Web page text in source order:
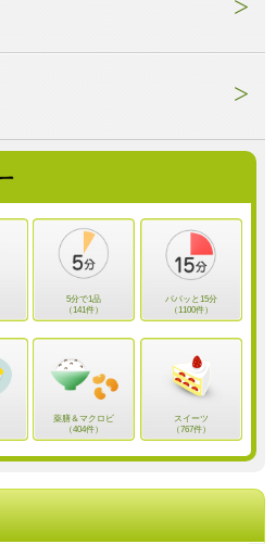
5分で1品
（141件）
パパッと15分
（1100件）
薬膳＆マクロビ
（404件）
スイーツ
（767件）